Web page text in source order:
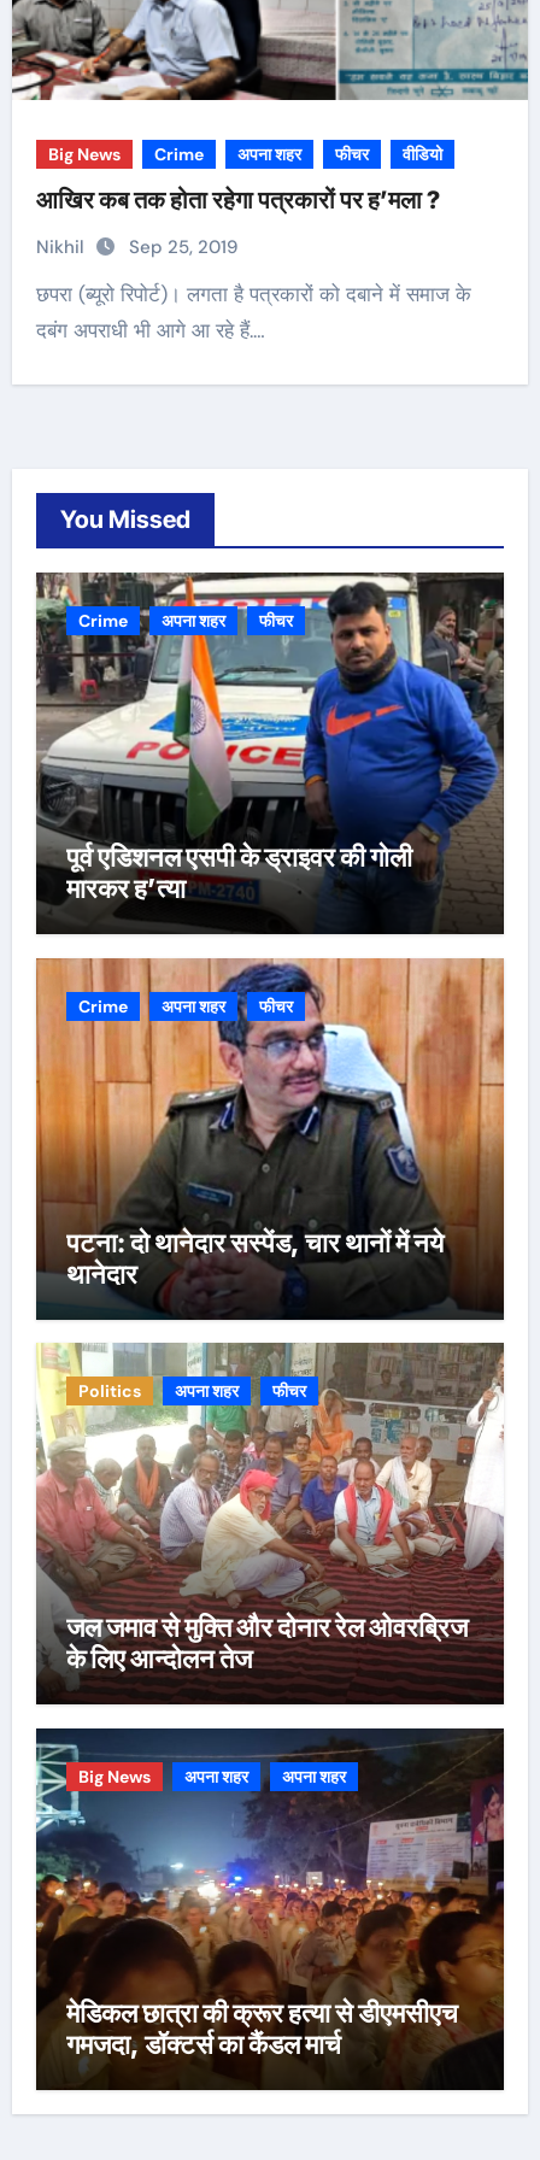
Big News Crime अपना शहर फीचर वीडियो
आखिर कब तक होता रहेगा पत्रकारों पर ह’मला ?
Nikhil Sep 25, 2019
छपरा (ब्यूरो रिपोर्ट)। लगता है पत्रकारों को दबाने में समाज के
दबंग अपराधी भी आगे आ रहे हैं.…
You Missed
Crime अपना शहर फीचर
पूर्व एडिशनल एसपी के ड्राइवर की गोली
मारकर ह’त्या
Crime अपना शहर फीचर
पटना: दो थानेदार सस्पेंड, चार थानों में नये
थानेदार
Politics अपना शहर फीचर
जल जमाव से मुक्ति और दोनार रेल ओवरब्रिज
के लिए आन्दोलन तेज
Big News अपना शहर अपना शहर
मेडिकल छात्रा की क्रूर हत्या से डीएमसीएच
गमजदा, डॉक्टर्स का कैंडल मार्च